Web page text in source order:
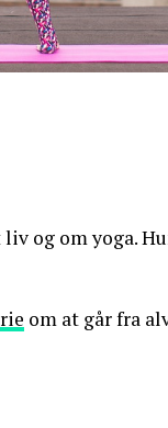
og om yoga.
om at går fra